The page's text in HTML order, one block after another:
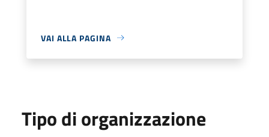
VAI ALLA PAGINA
Tipo di organizzazione